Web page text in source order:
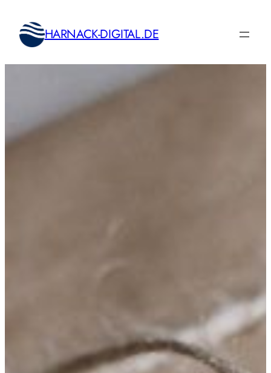
Inhalt
springen HARNACK-DIGITAL.DE